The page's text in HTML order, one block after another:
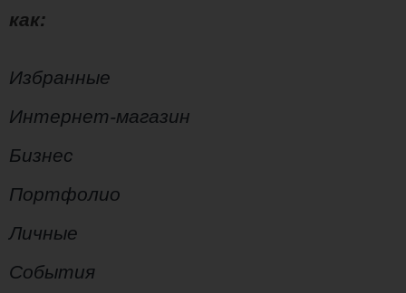
как:
Избранные
Интернет-магазин
Бизнес
Портфолио
Личные
События